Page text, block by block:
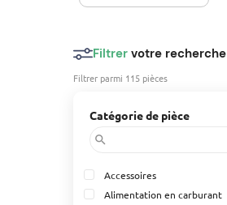
Filtrer votre recherche
Filtrer parmi 115 pièces
Catégorie de pièce
search
Accessoires
Alimentation en carburant